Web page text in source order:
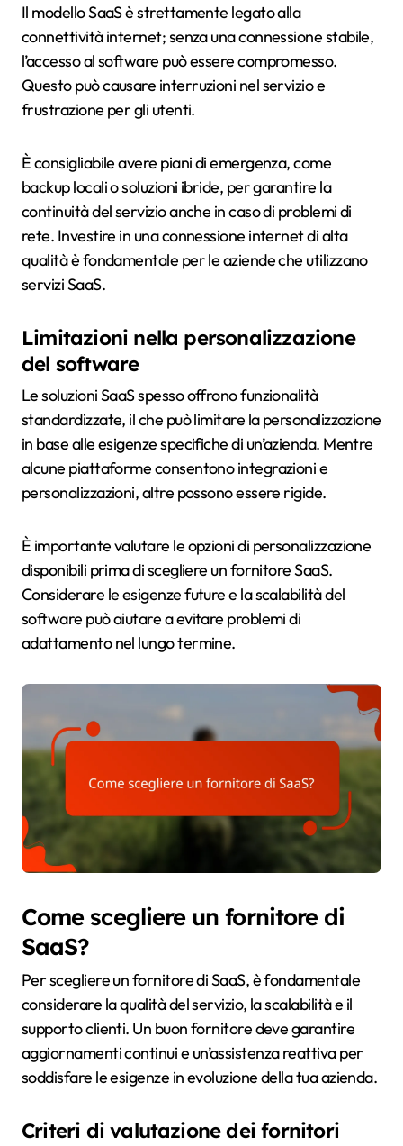
Il modello SaaS è strettamente legato alla
connettività internet; senza una connessione stabile,
l’accesso al software può essere compromesso.
Questo può causare interruzioni nel servizio e
frustrazione per gli utenti.
È consigliabile avere piani di emergenza, come
backup locali o soluzioni ibride, per garantire la
continuità del servizio anche in caso di problemi di
rete. Investire in una connessione internet di alta
qualità è fondamentale per le aziende che utilizzano
servizi SaaS.
Limitazioni nella personalizzazione
del software
Le soluzioni SaaS spesso offrono funzionalità
standardizzate, il che può limitare la personalizzazione
in base alle esigenze specifiche di un’azienda. Mentre
alcune piattaforme consentono integrazioni e
personalizzazioni, altre possono essere rigide.
È importante valutare le opzioni di personalizzazione
disponibili prima di scegliere un fornitore SaaS.
Considerare le esigenze future e la scalabilità del
software può aiutare a evitare problemi di
adattamento nel lungo termine.
Come scegliere un fornitore di
SaaS?
Per scegliere un fornitore di SaaS, è fondamentale
considerare la qualità del servizio, la scalabilità e il
supporto clienti. Un buon fornitore deve garantire
aggiornamenti continui e un’assistenza reattiva per
soddisfare le esigenze in evoluzione della tua azienda.
Criteri di valutazione dei fornitori